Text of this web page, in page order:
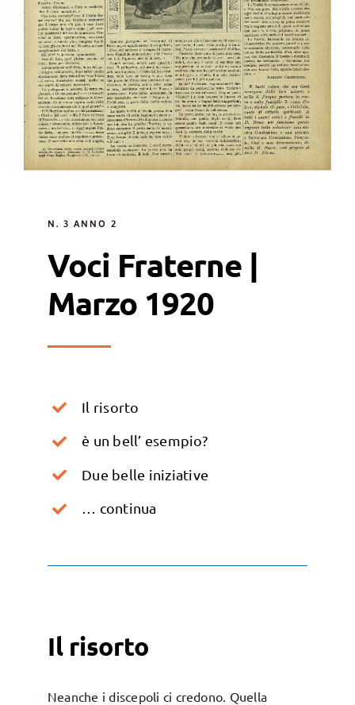
N. 3 ANNO 2
Voci Fraterne |
Marzo 1920
Il risorto
è un bell’ esempio?
Due belle iniziative
… continua
Il risorto
Neanche i discepoli ci credono. Quella